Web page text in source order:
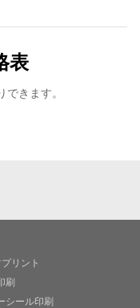
表
きます。
リント
刷
シール印刷